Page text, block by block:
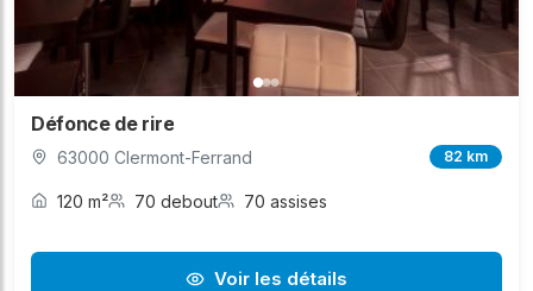
Défonce de rire
63000 Clermont-Ferrand 82 km
120 m² 70 debout 70 assises
Voir les détails